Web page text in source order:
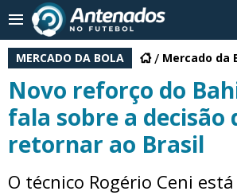
MERCADO DA BOLA Mercado da
Novo reforço do
fala sobre a decisão
retornar ao Brasil
O técnico Rogério Ceni